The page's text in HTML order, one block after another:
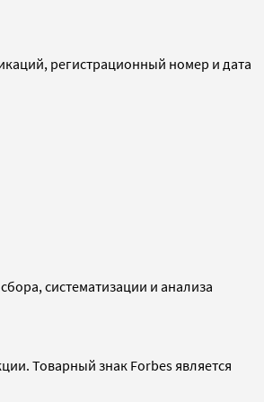
регистрационный номер и дата
систематизации и анализа
Товарный знак Forbes является